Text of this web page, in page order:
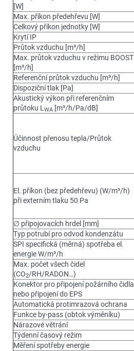
[W]
Max. příkon předehřevu [W]
Celkový příkon jednotky [W]
Krytí IP
Průtok vzduchu [m³/h]
Max. průtok vzduchu v režimu BOOST
[m³/h]
Referenční průtok vzduchu [m³/h]
Dispoziční tlak [Pa]
Akustický výkon při referenčním
průtoku L WA [m³/h/Pa/dB]
Účinnost přenosu tepla/Průtok
vzduchu
El. příkon (bez předehřevu) (W/m³/h)
při externím tlaku 50 Pa
∅ připojovacích hrdel [mm]
Typ potrubí pro odvod kondenzátu
SPI specifická (měrná) spotřeba el.
energie W/m³/h
Max. počet všech čidel
(CO2/RH/RADON…)
Konektor pro připojení požárního čidla
nebo připojení do EPS
Automatická protimrazová ochrana
Funkce by-pass (obtok výměníku)
Nárazové větrání
Týdenní časový režim
Měření spotřeby energie